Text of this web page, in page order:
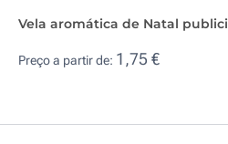
Vela aromática de Natal
Preço a partir de: 1,75 €